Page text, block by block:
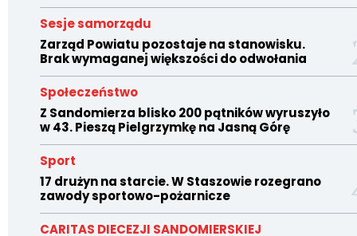
Sesje samorządu
Zarząd Powiatu pozostaje na stanowisku.
Brak wymaganej większości do odwołania
Społeczeństwo
Z Sandomierza blisko 200 pątników wyruszyło
w 43. Pieszą Pielgrzymkę na Jasną Górę
Sport
17 drużyn na starcie. W Staszowie rozegrano
zawody sportowo-pożarnicze
CARITAS DIECEZJI SANDOMIERSKIEJ